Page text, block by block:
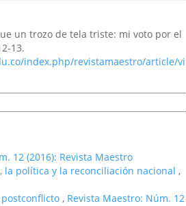
un trozo de tela triste: mi voto por el
13.
index.php/revistamaestro/article/vi
12 (2016): Revista Maestro
la política y la reconciliación nacional ,
, Revista Maestro: Núm. 12